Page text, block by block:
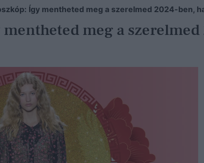
Így mentheted meg a szerelmed 2024-ben,
meg a